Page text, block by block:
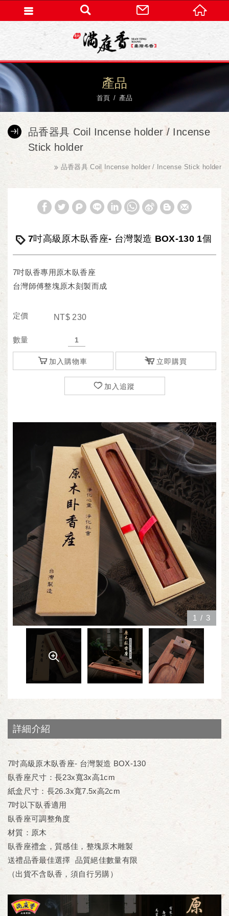
產品
首頁 產品
品香器具 Coil Incense holder / Incense
Stick holder
品香器具 Coil Incense holder / Incense Stick holder
7吋高級原木臥香座- 台灣製造 BOX-130 1個
7吋臥香專用原木臥香座
台灣師傅整塊原木刻製而成
定價 NT$ 230
數量
加入購物車 立即購買
加入追蹤
1 / 3
詳細介紹
7吋高級原木臥香座- 台灣製造 BOX-130
臥香座尺寸：長23x寬3x高1cm
紙盒尺寸：長26.3x寬7.5x高2cm
7吋以下臥香適用
臥香座可調整角度
材質：原木
臥香座禮盒，質感佳，整塊原木雕製
送禮品香最佳選擇 品質絕佳數量有限
（出貨不含臥香，須自行另購）